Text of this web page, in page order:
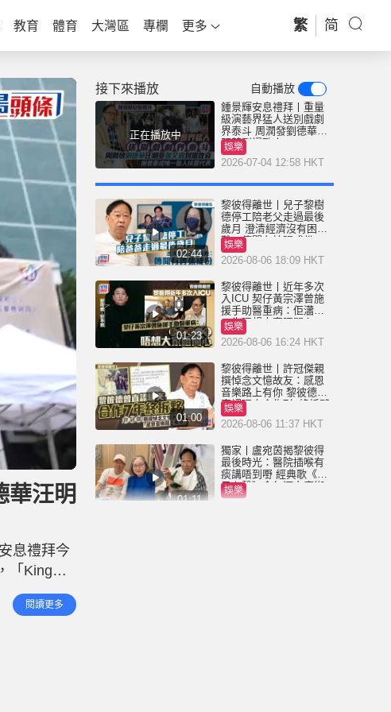
教育 體育 大灣區 專欄 更多 繁 简
華汪明
息禮拜今
「King
中的鍾景
閱讀更多
接下來播放 自動播放
正在播放中
鍾景輝安息禮拜丨重量
級演藝界猛人送別戲劇
界泰斗 周潤發劉德華汪
明荃到場致哀
娛樂
2026-07-04 12:58 HKT
02:44
黎彼得離世丨兒子黎樹
德停工陪老父走過最後
歲月 澄清經濟沒有困
難：傳聞有誇張成份
娛樂
2026-08-06 18:09 HKT
01:23
黎彼得離世丨近年多次
入ICU 契仔黃宗澤曾施
援手助醫重病：佢瀟灑
一生唔想大家唔開心
娛樂
2026-08-06 16:24 HKT
01:00
黎彼得離世丨許冠傑親
撰悼念文憶故友：感恩
音樂路上有你 黎彼德曾
直認唔夾合作7年終拆夥
娛樂
2026-08-06 11:37 HKT
01:11
獨家丨盧宛茵揭黎彼得
最後時光：醫院插喉有
痰講唔到嘢 經典歌《浪
子心聲》金句源自廟街
睇相佬
娛樂